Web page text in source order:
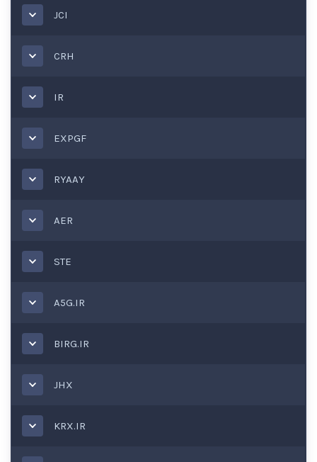
JCI
CRH
IR
EXPGF
RYAAY
AER
STE
A5G.IR
BIRG.IR
JHX
KRX.IR